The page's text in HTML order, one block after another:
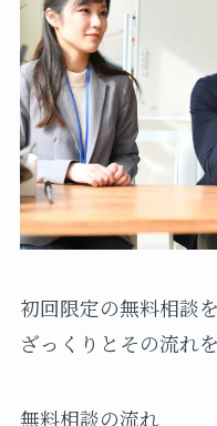
初回限定の無料相談
ざっくりとその流れ
無料相談の流れ